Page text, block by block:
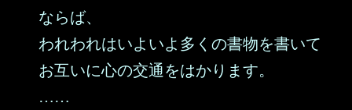
ならば、
われわれはいよいよ多くの書物を書いて
お互いに心の交通をはかります。
……